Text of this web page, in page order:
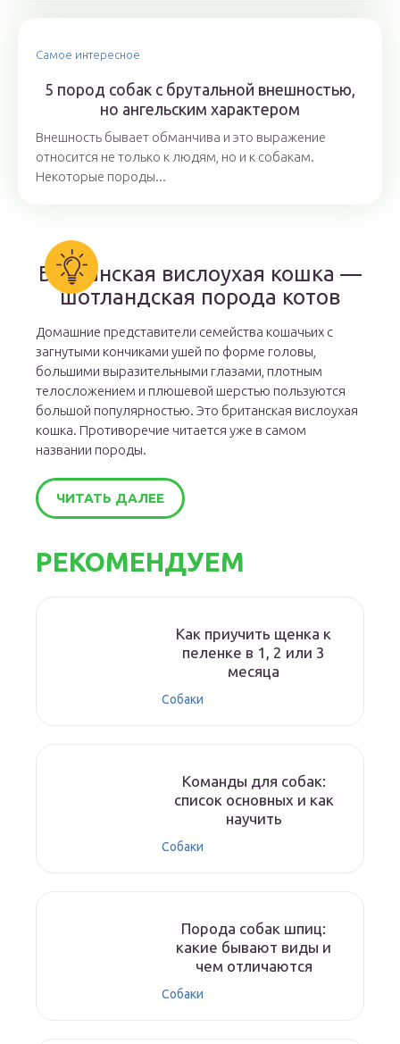
Самое интересное
5 пород собак с брутальной внешностью,
но ангельским характером
Внешность бывает обманчива и это выражение
относится не только к людям, но и к собакам.
Некоторые породы...
Британская вислоухая кошка —
шотландская порода котов
Домашние представители семейства кошачьих с
загнутыми кончиками ушей по форме головы,
большими выразительными глазами, плотным
телосложением и плюшевой шерстью пользуются
большой популярностью. Это британская вислоухая
кошка. Противоречие читается уже в самом
названии породы.
ЧИТАТЬ ДАЛЕЕ
РЕКОМЕНДУЕМ
Как приучить щенка к
пеленке в 1, 2 или 3
месяца
Собаки
Команды для собак:
список основных и как
научить
Собаки
Порода собак шпиц:
какие бывают виды и
чем отличаются
Собаки